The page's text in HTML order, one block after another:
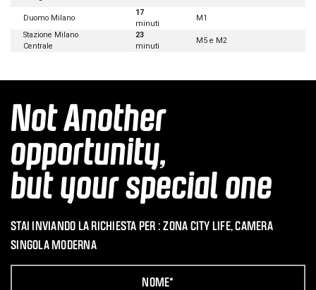
Duomo Milano
17
minuti
M1
Stazione Milano
Centrale
23
minuti
M5 e M2
Not Another
opportunity,
but your special one
STAI INVIANDO LA RICHIESTA PER :ZONA CITY LIFE, CAMERA
SINGOLA MODERNA